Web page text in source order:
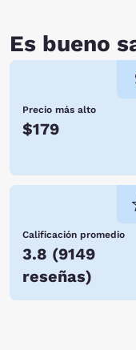
Es bueno
Precio más alto
$179
Calificación promedio
3.8 (9149
reseñas)